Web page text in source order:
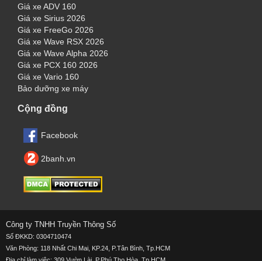
Giá xe ADV 160
Giá xe Sirius 2026
Giá xe FreeGo 2026
Giá xe Wave RSX 2026
Giá xe Wave Alpha 2026
Giá xe PCX 160 2026
Giá xe Vario 160
Bảo dưỡng xe máy
Cộng đồng
Facebook
2banh.vn
Công ty TNHH Truyền Thông Số
Số ĐKKD: 0304710474
Văn Phòng: 118 Nhất Chi Mai, KP.24, P.Tân Bình, Tp.HCM